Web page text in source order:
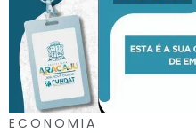
ECONOMIA